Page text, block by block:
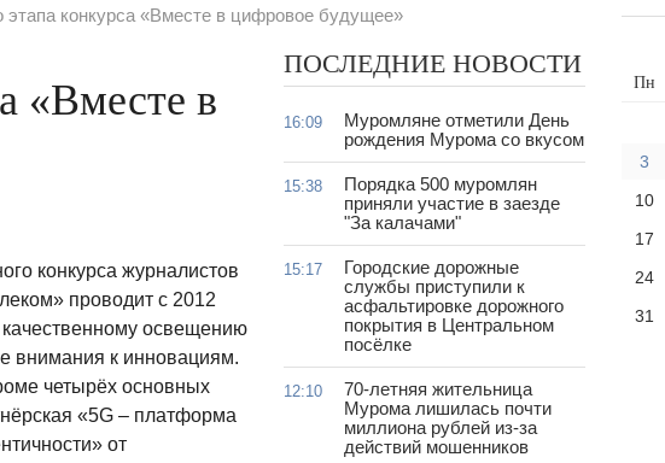
этапа конкурса «Вместе в цифровое будущее»
«Вместе в
конкурса журналистов
проводит с 2012
качественному освещению
внимания к инновациям.
четырёх основных
«5G – платформа
от
ПОСЛЕДНИЕ НОВОСТИ
16:09
Муромляне отметили День
рождения Мурома со вкусом
15:38
Порядка 500 муромлян
приняли участие в заезде
"За калачами"
15:17
Городские дорожные
службы приступили к
асфальтировке дорожного
покрытия в Центральном
посёлке
12:10
70-летняя жительница
Мурома лишилась почти
миллиона рублей из-за
действий мошенников
Пн
3
10
17
24
31